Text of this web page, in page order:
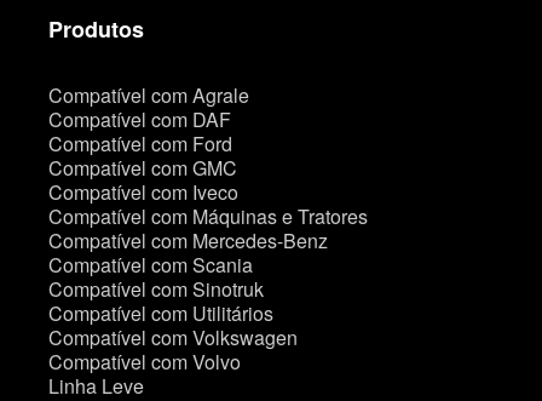
Produtos
Compatível com Agrale
Compatível com DAF
Compatível com Ford
Compatível com GMC
Compatível com Iveco
Compatível com Máquinas e Tratores
Compatível com Mercedes-Benz
Compatível com Scania
Compatível com Sinotruk
Compatível com Utilitários
Compatível com Volkswagen
Compatível com Volvo
Linha Leve